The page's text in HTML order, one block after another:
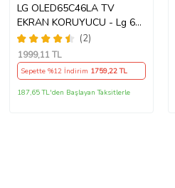
LG OLED65C46LA TV
EKRAN KORUYUCU - Lg 65"
inç 4k Oled Evo Ekran
Koruyucu
(2)
1999,11 TL
Sepette %12 İndirim 1759,22 TL
187,65 TL'den Başlayan Taksitlerle